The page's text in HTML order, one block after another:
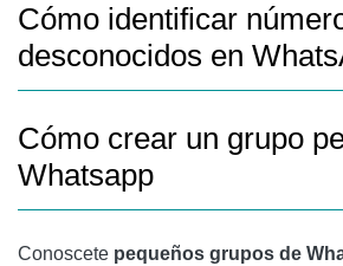
Cómo identificar
desconocidos en
Cómo crear un grupo
Whatsapp
Conoscete pequeños grupos de